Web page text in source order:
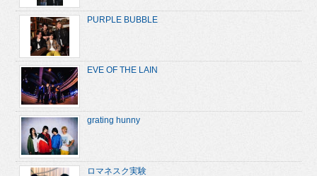
PURPLE BUBBLE
EVE OF THE LAIN
grating hunny
ロマネスク実験